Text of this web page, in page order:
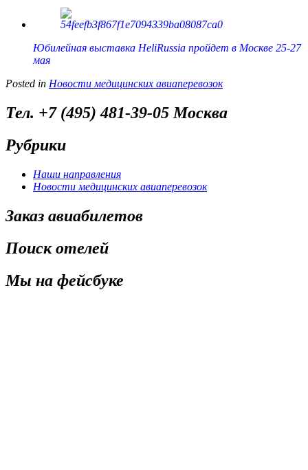
Юбилейная выставка HeliRussia пройдет в Москве 25-27
мая
Posted in Новости медицинских авиаперевозок
Тел. +7 (495) 481-39-05 Москва
Рубрики
Наши направления
Новости медицинских авиаперевозок
Заказ авиабилетов
Поиск отелей
Мы на фейсбуке